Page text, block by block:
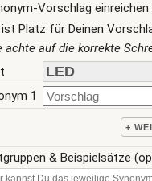
Vorschlag einreichen
ist Platz für Deinen
achte auf die korrekte
1
+
& Beispielsätze